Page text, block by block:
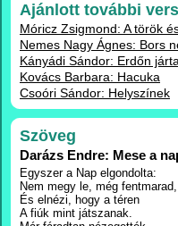
Ajánlott további
Móricz Zsigmond: A török
Nemes Nagy Ágnes: Bors
Kányádi Sándor: Erdőn
Kovács Barbara: Hacuka
Csoóri Sándor: Helyszínek
Szöveg
Darázs Endre: Mese a
Egyszer a Nap elgondolta:
Nem megy le, még fentmarad,
És elnézi, hogy a téren
A fiúk mint játszanak.